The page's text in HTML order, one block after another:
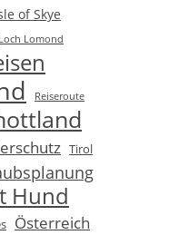
of Skye
Loch Lomond
Reiseroute
Tirol
Hund
Österreich